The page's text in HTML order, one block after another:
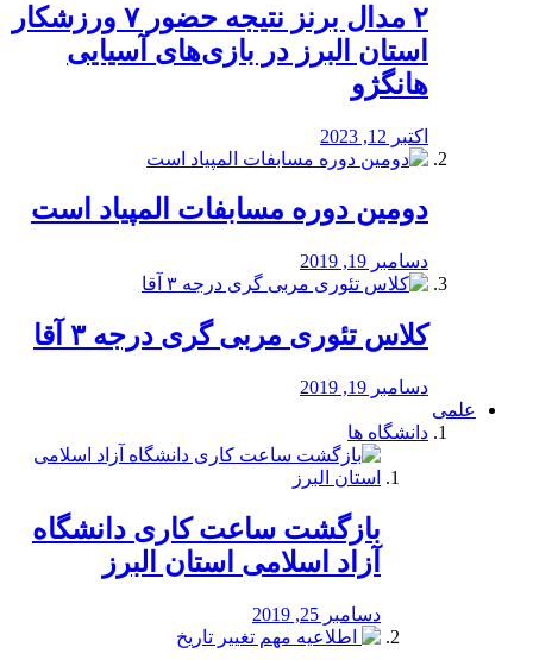
۲ مدال برنز نتیجه حضور ۷ ورزشکار
استان البرز در بازی‌های آسیایی
هانگژو
اکتبر 12, 2023
دومین دوره مسابفات المپیاد است
دسامبر 19, 2019
کلاس تئوری مربی گری درجه ۳ آقا
دسامبر 19, 2019
علمی
دانشگاه ها
بازگشت ساعت کاری دانشگاه
آزاد اسلامی استان البرز
دسامبر 25, 2019